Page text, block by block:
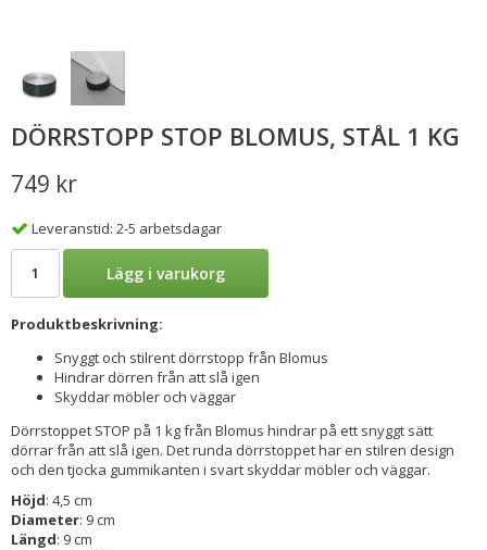
DÖRRSTOPP STOP BLOMUS, STÅL 1 KG
749 kr
Leveranstid: 2-5 arbetsdagar
Lägg i varukorg
Produktbeskrivning:
Snyggt och stilrent dörrstopp från Blomus
Hindrar dörren från att slå igen
Skyddar möbler och väggar
Dörrstoppet STOP på 1 kg från Blomus hindrar på ett snyggt sätt
dörrar från att slå igen. Det runda dörrstoppet har en stilren design
och den tjocka gummikanten i svart skyddar möbler och väggar.
Höjd: 4,5 cm
Diameter: 9 cm
Längd: 9 cm